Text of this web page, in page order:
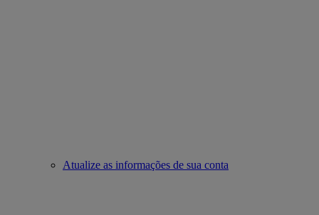
Atualize as informações de sua conta